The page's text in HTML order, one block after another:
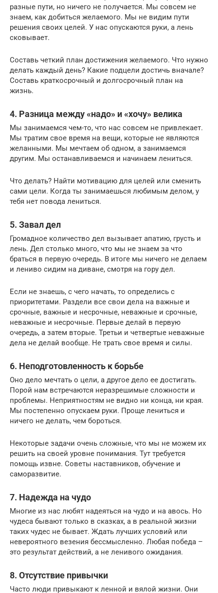
разные пути, но ничего не получается. Мы совсем не
знаем, как добиться желаемого. Мы не видим пути
решения своих целей. У нас опускаются руки, а лень
сковывает.
Составь четкий план достижения желаемого. Что нужно
делать каждый день? Какие подцели достичь вначале?
Составь краткосрочный и долгосрочный план на
жизнь.
4. Разница между «надо» и «хочу» велика
Мы занимаемся чем-то, что нас совсем не привлекает.
Мы тратим свое время на вещи, которые не являются
желанными. Мы мечтаем об одном, а занимаемся
другим. Мы останавливаемся и начинаем лениться.
Что делать? Найти мотивацию для целей или сменить
сами цели. Когда ты занимаешься любимым делом, у
тебя нет повода лениться.
5. Завал дел
Громадное количество дел вызывает апатию, грусть и
лень. Дел столько много, что мы не знаем за что
браться в первую очередь. В итоге мы ничего не делаем
и лениво сидим на диване, смотря на гору дел.
Если не знаешь, с чего начать, то определись с
приоритетами. Раздели все свои дела на важные и
срочные, важные и несрочные, неважные и срочные,
неважные и несрочные. Первые делай в первую
очередь, а затем вторые. Третьи и четвертые неважные
дела не делай вообще. Не трать свое время и силы.
6. Неподготовленность к борьбе
Оно дело мечтать о цели, а другое дело ее достигать.
Порой нам встречаются неразрешимые сложности и
проблемы. Неприятностям не видно ни конца, ни края.
Мы постепенно опускаем руки. Проще лениться и
ничего не делать, чем бороться.
Некоторые задачи очень сложные, что мы не можем их
решить на своей уровне понимания. Тут требуется
помощь извне. Советы наставников, обучение и
саморазвитие.
7. Надежда на чудо
Многие из нас любят надеяться на чудо и на авось. Но
чудеса бывают только в сказках, а в реальной жизни
таких чудес не бывает. Ждать лучших условий или
невероятного везения бессмысленно. Любая победа –
это результат действий, а не ленивого ожидания.
8. Отсутствие привычки
Часто люди привыкают к ленной и вялой жизни. Они